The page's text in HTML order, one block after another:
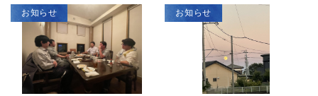
お知らせ お知らせ